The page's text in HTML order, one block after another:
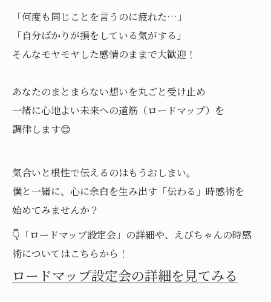
「何度も同じことを言うのに疲れた…」
「自分ばかりが損をしている気がする」
そんなモヤモヤした感情のままで大歓迎！
あなたのまとまらない想いを丸ごと受け止め
一緒に心地よい未来への道筋（ロードマップ）を
調律します😊
気合いと根性で伝えるのはもうおしまい。
僕と一緒に、心に余白を生み出す「伝わる」時感術を
始めてみませんか？
👇「ロードマップ設定会」の詳細や、えびちゃんの時感
術についてはこちらから！
ロードマップ設定会の詳細を見てみる